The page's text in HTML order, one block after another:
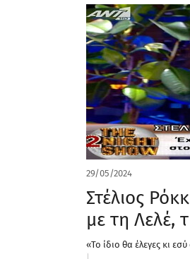
29/05/2024
Στέλιος
με τη Λελέ,
«Το ίδιο θα έλεγες κι